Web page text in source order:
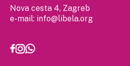
Nova cesta 4, Zagreb
e-mail: info@libela.org